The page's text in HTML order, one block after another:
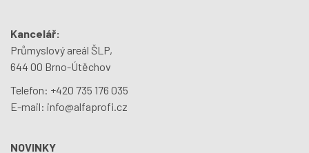
Kancelář:
Průmyslový areál ŠLP,
644 00 Brno-Útěchov
Telefon: +420 735 176 035
E-mail: info@alfaprofi.cz
NOVINKY